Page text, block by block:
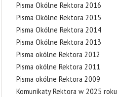
Pisma Okólne Rektora 2016
Pisma Okólne Rektora 2015
Pisma Okólne Rektora 2014
Pisma Okólne Rektora 2013
Pisma okólne Rektora 2012
Pisma okólne Rektora 2011
Pisma okólne Rektora 2009
Komunikaty Rektora w 2025 roku